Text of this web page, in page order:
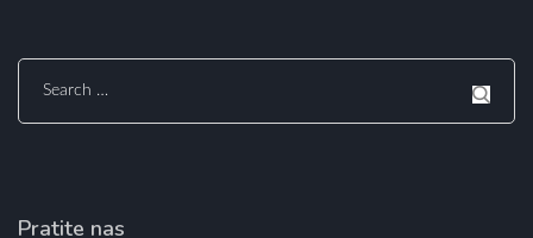
Search
for:
Pratite nas